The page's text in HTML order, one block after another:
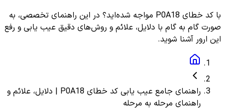
با کد خطای P0A18 مواجه شده‌اید؟ در این راهنمای تخصصی، به
صورت گام به گام با دلایل، علائم و روش‌های دقیق عیب یابی و رفع
این ارور آشنا شوید.
راهنمای جامع عیب یابی کد خطای P0A18 | دلایل، علائم و
راهنمای مرحله به مرحله